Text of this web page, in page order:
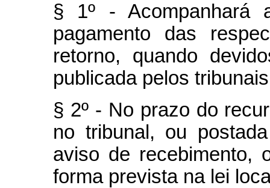
§ 1º - Acompanhará
pagamento das
retorno, quando
publicada pelos
§ 2º - No prazo do
no tribunal, ou
aviso de recebimento,
forma prevista na lei